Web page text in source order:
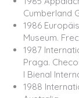
Cumberland
1986
Museum.
1987
Praga.
I Bienal
1988